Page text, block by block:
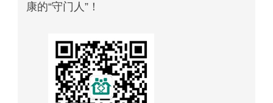
康的“守门人”！